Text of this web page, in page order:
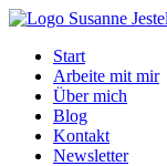
Zum
springenStart
Arbeite mit mir
Über mich
Blog
Kontakt
Newsletter